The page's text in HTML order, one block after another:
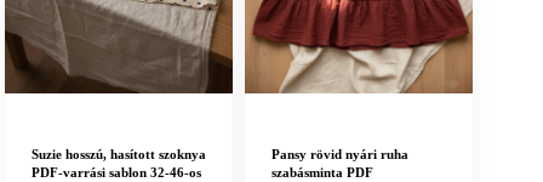
Suzie hosszú, hasított szoknya
PDF-varrási sablon 32-46-os
Pansy rövid nyári ruha
szabásminta PDF